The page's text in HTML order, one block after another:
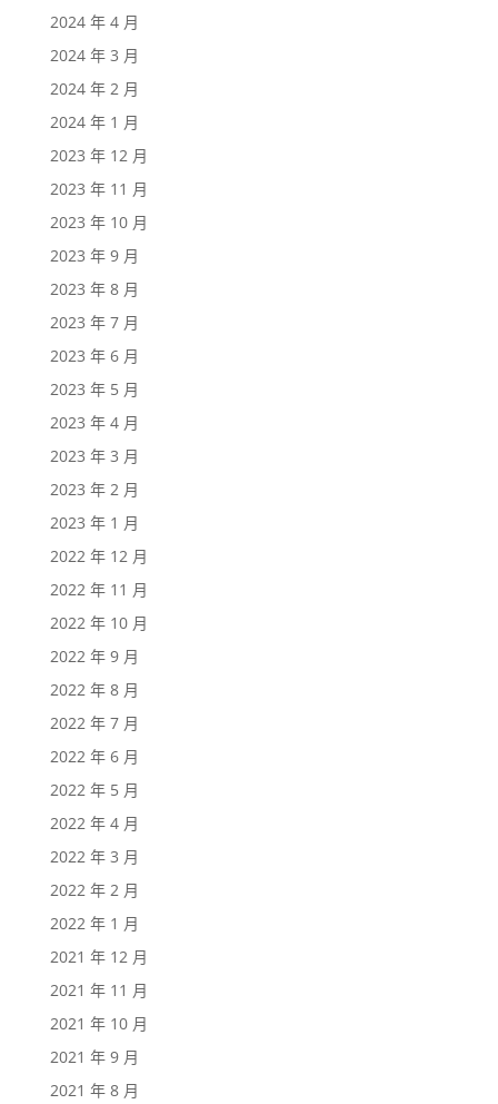
2024 年 4 月
2024 年 3 月
2024 年 2 月
2024 年 1 月
2023 年 12 月
2023 年 11 月
2023 年 10 月
2023 年 9 月
2023 年 8 月
2023 年 7 月
2023 年 6 月
2023 年 5 月
2023 年 4 月
2023 年 3 月
2023 年 2 月
2023 年 1 月
2022 年 12 月
2022 年 11 月
2022 年 10 月
2022 年 9 月
2022 年 8 月
2022 年 7 月
2022 年 6 月
2022 年 5 月
2022 年 4 月
2022 年 3 月
2022 年 2 月
2022 年 1 月
2021 年 12 月
2021 年 11 月
2021 年 10 月
2021 年 9 月
2021 年 8 月